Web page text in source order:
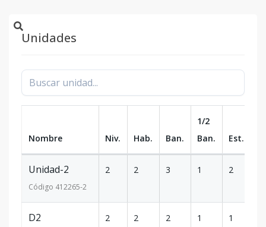
Unidades
Nombre Niv. Hab. Ban.
1/2
Ban.
Est.
Unidad-2
Código 412265-2
2 2 3 1 2
D2 2 2 2 1 1